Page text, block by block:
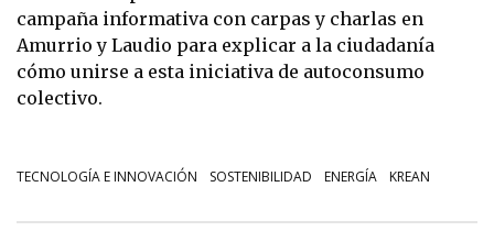
campaña informativa con carpas y charlas en
Amurrio y Laudio para explicar a la ciudadanía
cómo unirse a esta iniciativa de autoconsumo
colectivo.
TECNOLOGÍA E INNOVACIÓN SOSTENIBILIDAD ENERGÍA KREAN